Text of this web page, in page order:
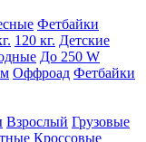
Фетбайки
120 кг. Детские
До 250 W
Оффроад Фетбайки
Взрослый Грузовые
Кроссовые